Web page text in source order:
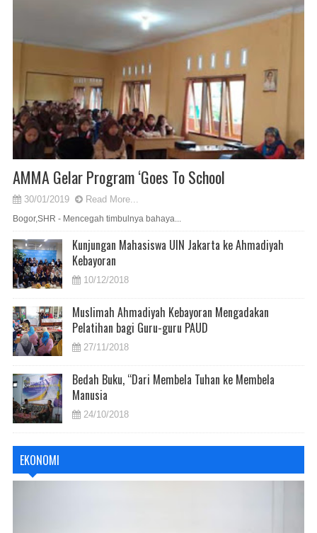
AMMA Gelar Program ‘Goes To School
30/01/2019 Read More...
Bogor,SHR - Mencegah timbulnya bahaya...
Kunjungan Mahasiswa UIN Jakarta ke Ahmadiyah
Kebayoran
10/12/2018
Muslimah Ahmadiyah Kebayoran Mengadakan
Pelatihan bagi Guru-guru PAUD
27/11/2018
Bedah Buku, “Dari Membela Tuhan ke Membela
Manusia
24/10/2018
EKONOMI